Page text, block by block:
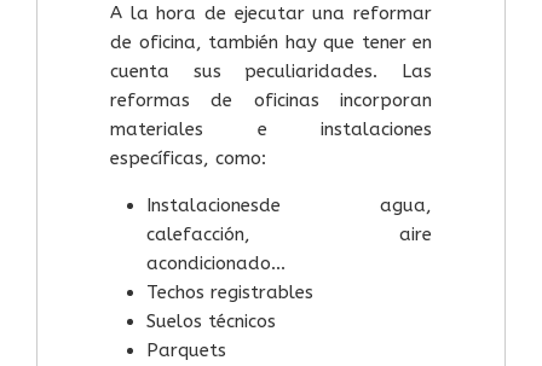
A la hora de ejecutar una reformar
de oficina, también hay que tener en
cuenta sus peculiaridades. Las
reformas de oficinas incorporan
materiales e instalaciones
específicas, como:
Instalacionesde agua,
calefacción, aire
acondicionado...
Techos registrables
Suelos técnicos
Parquets